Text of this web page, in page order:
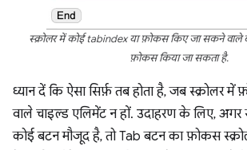
स्क्रोलर में कोई tabindex या फ़ोकस किए जा सकने वाले
फ़ोकस किया जा सकता है.
ध्यान दें कि ऐसा सिर्फ़ तब होता है, जब स्क्रोलर
वाले चाइल्ड एलिमेंट न हों. उदाहरण के लिए, अगर
कोई बटन मौजूद है, तो Tab बटन का फ़ोकस